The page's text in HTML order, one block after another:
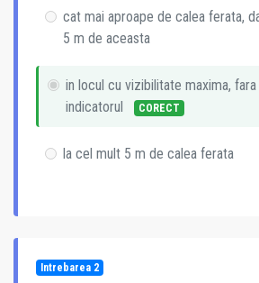
cat mai aproape de calea ferata,
5 m de aceasta
in locul cu vizibilitate maxima, fara
indicatorul
CORECT
la cel mult 5 m de calea ferata
Intrebarea 2